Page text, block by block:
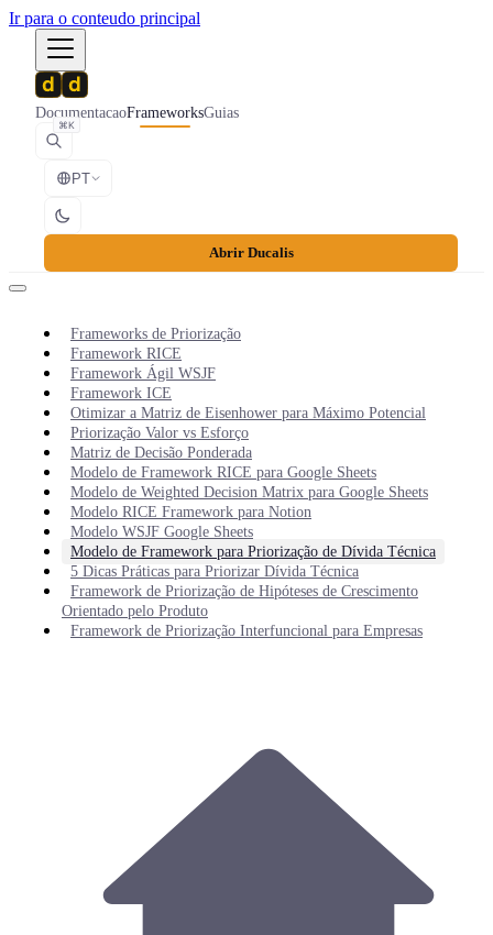
Ir para o conteudo principal
DocumentacaoFrameworksGuias
⌘K
PT
Abrir Ducalis
Frameworks de Priorização
Framework RICE
Framework Ágil WSJF
Framework ICE
Otimizar a Matriz de Eisenhower para Máximo Potencial
Priorização Valor vs Esforço
Matriz de Decisão Ponderada
Modelo de Framework RICE para Google Sheets
Modelo de Weighted Decision Matrix para Google Sheets
Modelo RICE Framework para Notion
Modelo WSJF Google Sheets
Modelo de Framework para Priorização de Dívida Técnica
5 Dicas Práticas para Priorizar Dívida Técnica
Framework de Priorização de Hipóteses de Crescimento
Orientado pelo Produto
Framework de Priorização Interfuncional para Empresas